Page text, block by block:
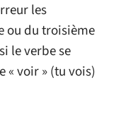
les
ou du troisième
le verbe se
« voir » (tu vois)